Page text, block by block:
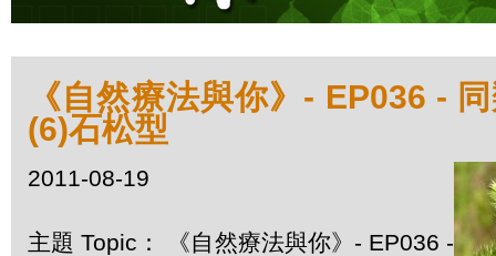
《自然療法與你》- EP036 -
(6)石松型
2011-08-19
主題 Topic： 《自然療法與你》- EP036 -